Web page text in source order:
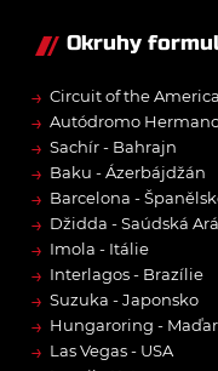
Okruhy
→ Circuit of the
→ Autódromo
→ Sachír - Bahrajn
→ Baku - Ázerbájdžán
→ Barcelona -
→ Džidda - Saúdská
→ Imola - Itálie
→ Interlagos - Brazílie
→ Suzuka - Japonsko
→ Hungaroring -
→ Las Vegas - USA